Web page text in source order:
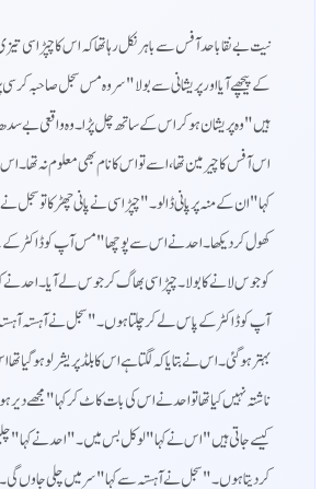
نیت بےنقاباحد آفس سے باہر نکل رہا تھا کہ اس کا چپڑاسی
کے پیچھے آیا اور پریشانی سے بولا "سر وہ مس سجل صاحبہ
ہیں" وہ پریشان ہو کر اس کے ساتھ چل پڑا۔ وہ واقعی
اس آفس کا چیرمین تھا، اسے تو اس کا نام بھی معلوم نہ
کہا "ان کے منہ پر پانی ڈالو۔" چپڑاسی نے پانی چھڑکا تو
کھول کر دیکھا۔ احد نے اس سے پوچھا "مس آپ کو ڈاکٹر
کو جوس لانے کا بولا۔ چپڑاسی بھاگ کر جوس لے آیا۔ احد نے
آپ کو ڈاکٹر کے پاس لے کر چلتا ہوں۔" سجل نے آہستہ
بہتر ہو گئی۔ اس نے بتایا کہ لگتا ہے اس کا بلڈ پریشر لو ہو گیا
ناشتہ نہیں کیا تھا تو احد نے اس کی بات کاٹ کر کہا "مجھے
کیسے جاتی ہیں" اس نے کہا "لوکل بس میں۔" احد نے کہا
کر دیتا ہوں۔" سجل نے آہستہ سے کہا "سر میں چلی جاوں